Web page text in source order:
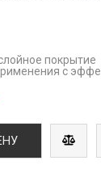
покрытие
с